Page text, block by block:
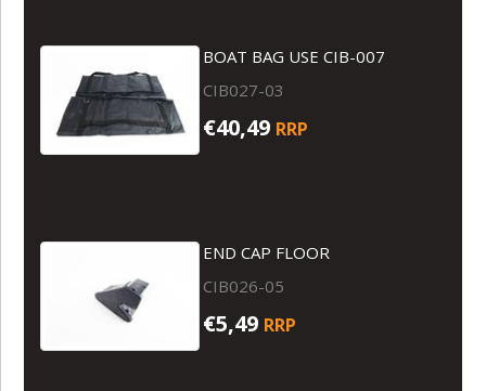
BOAT BAG USE CIB-007
CIB027-03
€40,49 RRP
END CAP FLOOR
CIB026-05
€5,49 RRP